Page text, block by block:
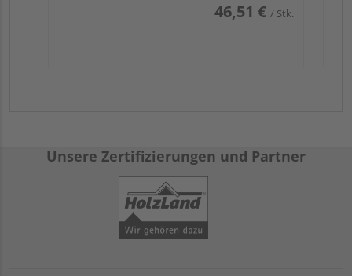
46,51 € / Stk.
Unsere Zertifizierungen und Partner